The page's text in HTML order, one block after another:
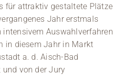
für attraktiv gestaltete Plätze
Jahr erstmals
Auswahlverfahren
in diesem Jahr in Markt
a. d. Aisch-Bad
von der Jury